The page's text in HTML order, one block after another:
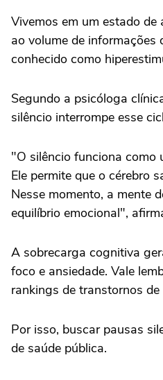
Vivemos em um estado
ao volume de informações
conhecido como
Segundo a psicóloga
silêncio interrompe esse
"O silêncio funciona como
Ele permite que o cérebro
Nesse momento, a mente
equilíbrio emocional",
A sobrecarga cognitiva
foco e ansiedade. Vale
rankings de transtornos
Por isso, buscar pausas
de saúde pública.